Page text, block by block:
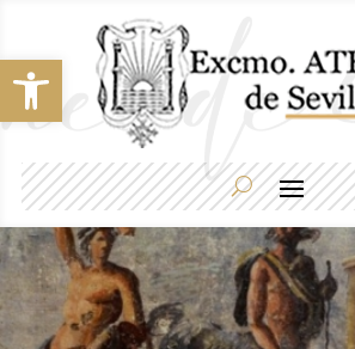
Abrir barra de herramientas